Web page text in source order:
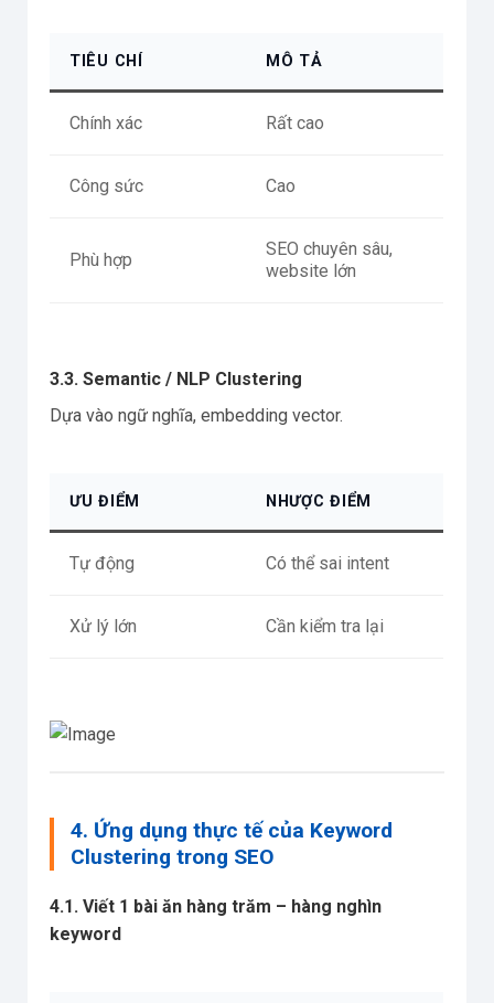
TIÊU CHÍ MÔ TẢ
Chính xác Rất cao
Công sức Cao
Phù hợp
SEO chuyên sâu,
website lớn
3.3. Semantic / NLP Clustering
Dựa vào ngữ nghĩa, embedding vector.
ƯU ĐIỂM NHƯỢC ĐIỂM
Tự động Có thể sai intent
Xử lý lớn Cần kiểm tra lại
4. Ứng dụng thực tế của Keyword
Clustering trong SEO
4.1. Viết 1 bài ăn hàng trăm – hàng nghìn
keyword